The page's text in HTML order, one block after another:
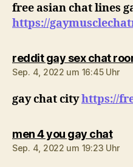
free asian chat lines
https://
reddit gay sex chat
Sep. 4, 2022 um 16:45 Uhr
gay chat cityhttps://
men 4 you gay chatsagt:
Sep. 4, 2022 um 19:23 Uhr